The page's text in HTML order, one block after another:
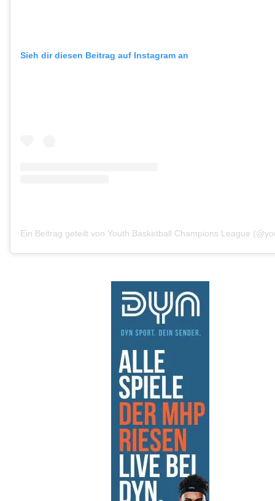
Sieh dir diesen Beitrag auf Instagram an
Ein Beitrag geteilt von Youth Basketball Champions League